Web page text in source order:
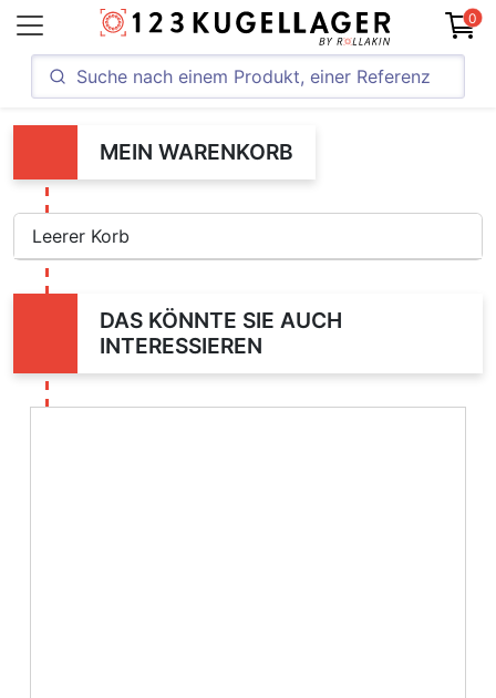
0
MEIN WARENKORB
Leerer Korb
DAS KÖNNTE SIE AUCH
INTERESSIEREN